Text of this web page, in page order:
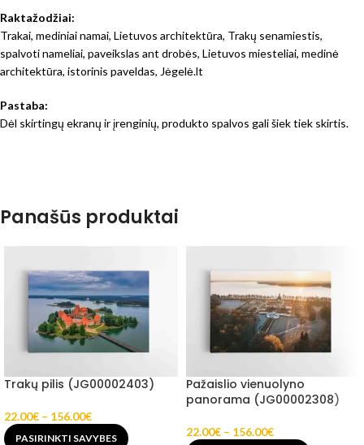
Raktažodžiai:
Trakai, mediniai namai, Lietuvos architektūra, Trakų senamiestis,
spalvoti nameliai, paveikslas ant drobės, Lietuvos miesteliai, medinė
architektūra, istorinis paveldas, Jėgelė.lt
Pastaba:
Dėl skirtingų ekranų ir įrenginių, produkto spalvos gali šiek tiek skirtis.
Panašūs produktai
Trakų pilis (JG00002403)
22.00€ – 156.00€
PASIRINKTI SAVYBES
Pažaislio vienuolyno
panorama (JG00002308)
22.00€ – 156.00€